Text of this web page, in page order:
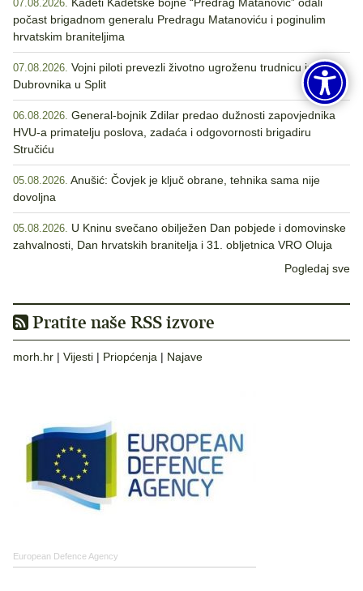
07.08.2026.
počast brigadnom generalu Predragu Matanoviću i poginulim
hrvatskim braniteljima
07.08.2026. Vojni piloti prevezli životno ugroženu trudnicu iz
Dubrovnika u Split
06.08.2026. General-bojnik Zdilar predao dužnosti zapovjednika
HVU-a primatelju poslova, zadaća i odgovornosti brigadiru
Stručiću
05.08.2026. Anušić: Čovjek je ključ obrane, tehnika sama nije
dovoljna
05.08.2026. U Kninu svečano obilježen Dan pobjede i domovinske
zahvalnosti, Dan hrvatskih branitelja i 31. obljetnica VRO Oluja
Pogledaj sve
Pratite naše RSS izvore
morh.hr | Vijesti | Priopćenja | Najave
European Defence Agency